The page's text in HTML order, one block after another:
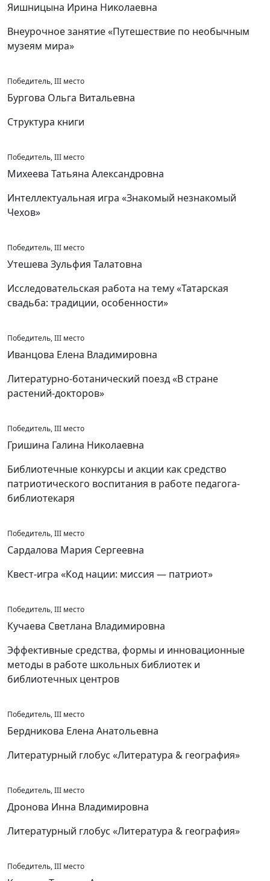
Яишницына Ирина Николаевна
Внеурочное занятие «Путешествие по необычным
музеям мира»
Победитель, III место
Бургова Ольга Витальевна
Структура книги
Победитель, III место
Михеева Татьяна Александровна
Интеллектуальная игра «Знакомый незнакомый
Чехов»
Победитель, III место
Утешева Зульфия Талатовна
Исследовательская работа на тему «Татарская
свадьба: традиции, особенности»
Победитель, III место
Иванцова Елена Владимировна
Литературно-ботанический поезд «В стране
растений-докторов»
Победитель, III место
Гришина Галина Николаевна
Библиотечные конкурсы и акции как средство
патриотического воспитания в работе педагога-
библиотекаря
Победитель, III место
Сардалова Мария Сергеевна
Квест-игра «Код нации: миссия — патриот»
Победитель, III место
Кучаева Светлана Владимировна
Эффективные средства, формы и инновационные
методы в работе школьных библиотек и
библиотечных центров
Победитель, III место
Бердникова Елена Анатольевна
Литературный глобус «Литература & география»
Победитель, III место
Дронова Инна Владимировна
Литературный глобус «Литература & география»
Победитель, III место